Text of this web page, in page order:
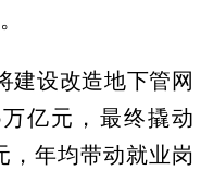
建设改造地下管网
亿元，最终撬动
，年均带动就业岗